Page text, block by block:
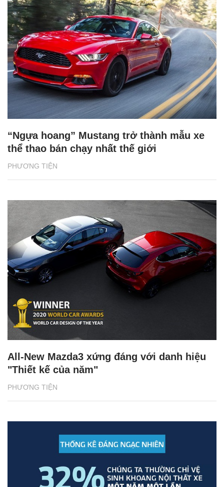
PHƯƠNG TIỆN
“Ngựa hoang” Mustang trở thành mẫu xe
thể thao bán chạy nhất thế giới
PHƯƠNG TIỆN
All-New Mazda3 xứng đáng với danh hiệu
"Thiết kế của năm"